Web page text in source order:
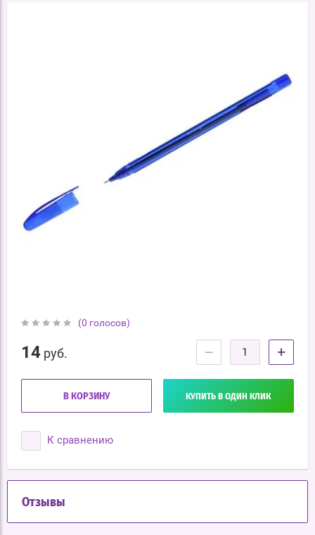
(0 голосов)
14 руб. − +
В КОРЗИНУ КУПИТЬ В ОДИН КЛИК
К сравнению
Отзывы